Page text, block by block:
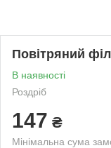
Повітряний
В наявності
Роздріб
147 ₴
Мінімальна сума